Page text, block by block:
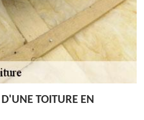
D'UNE TOITURE EN